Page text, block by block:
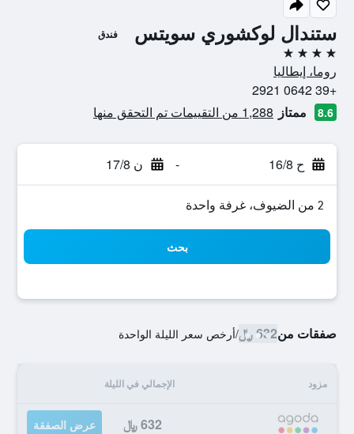
ستندال لوكشوري سويتس فندق
4 نجوم
روما، إيطاليا
+39 0642 2921
8.6 ممتاز 1,288 من التقييمات تم التحقق منها
ح 16/8 - ن 17/8
2 من الضيوف، غرفة واحدة
بحث
صفقات من632 ﷼ /أرخص سعر الليلة الواحدة
مزود الإجمالي في الليلة
632 ﷼ عرض الصفقة